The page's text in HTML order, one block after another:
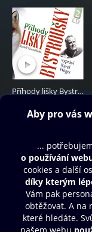
Příhody lišky Bystroušky
229 Kč
Obsah ke stažení
Moje O2 Knihovna
Další zábava